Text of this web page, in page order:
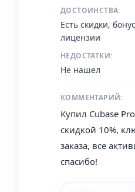
ДОСТОИНСТВА:
Есть скидки,
лицензии
НЕДОСТАТКИ:
Не нашел
КОММЕНТАРИЙ:
Купил Cubase
скидкой 10%,
заказа, все
спасибо!